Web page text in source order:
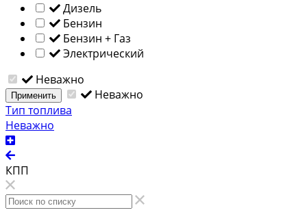
Дизель
Бензин
Бензин + Газ
Электрический
Неважно
Применить
Неважно
Тип топлива
Неважно
КПП